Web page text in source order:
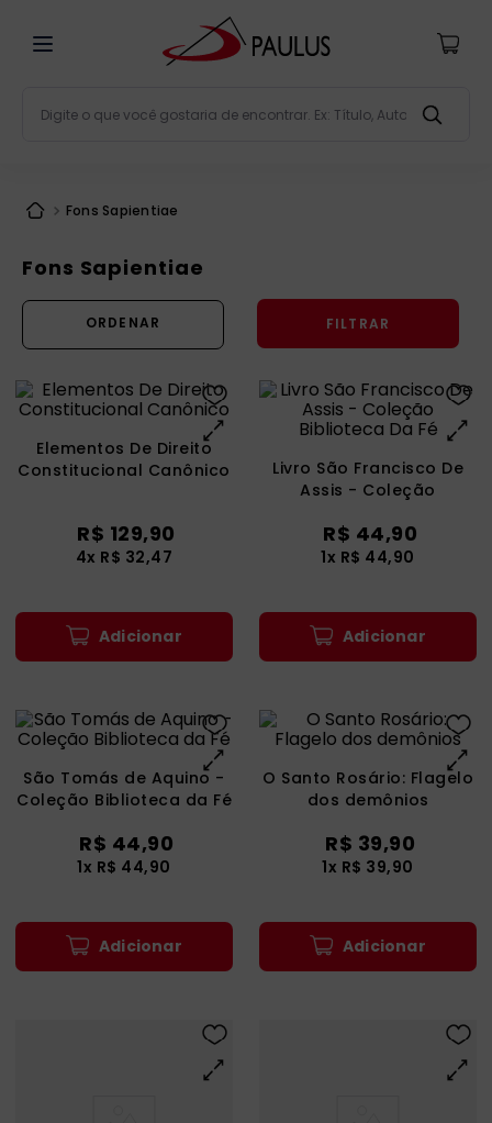
Fons Sapientiae
Fons Sapientiae
FILTRAR
Elementos De Direito
Constitucional Canônico
R$ 129,90
4x R$ 32,47
Adicionar
Livro São Francisco De
Assis - Coleção
R$ 44,90
1x R$ 44,90
Adicionar
São Tomás de Aquino -
Coleção Biblioteca da Fé
R$ 44,90
1x R$ 44,90
Adicionar
O Santo Rosário: Flagelo
dos demônios
R$ 39,90
1x R$ 39,90
Adicionar
3º são miguel
5º bíblia jerusalém
6º imagens
8º biblia pastoral
bíblia ave maria